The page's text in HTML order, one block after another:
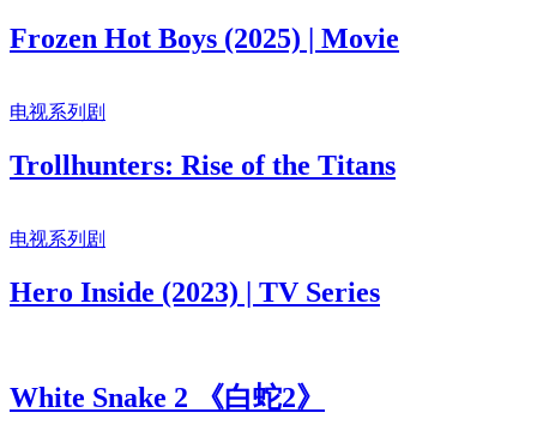
Frozen Hot Boys (2025) | Movie
电视系列剧
Trollhunters: Rise of the Titans
电视系列剧
Hero Inside (2023) | TV Series
White Snake 2 《白蛇2》